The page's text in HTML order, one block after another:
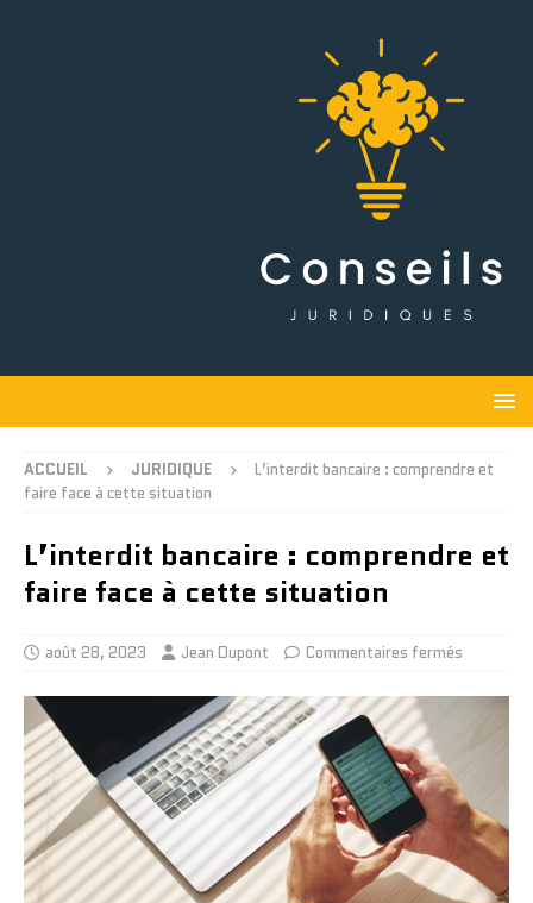
ACCUEIL JURIDIQUE
L’interdit bancaire : comprendre et
faire face à cette situation
L’interdit bancaire : comprendre et
faire face à cette situation
août 28, 2023 Jean Dupont Commentaires fermés